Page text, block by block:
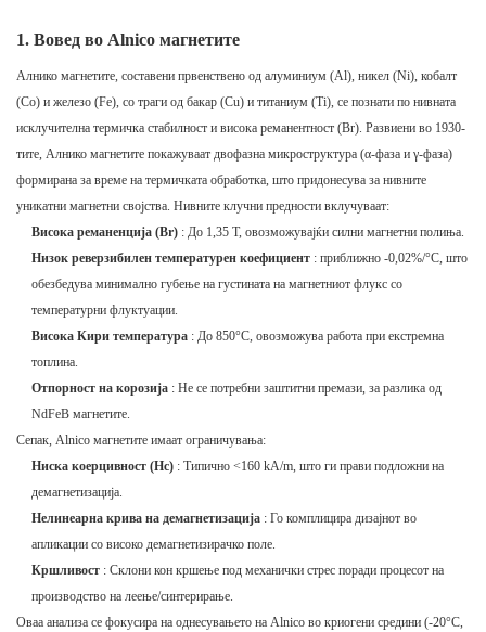
1. Вовед во Alnico магнетите
Алнико магнетите, составени првенствено од алуминиум (Al), никел (Ni), кобалт
(Co) и железо (Fe), со траги од бакар (Cu) и титаниум (Ti), се познати по нивната
исклучителна термичка стабилност и висока реманентност (Br). Развиени во 1930-
тите, Алнико магнетите покажуваат двофазна микроструктура (α-фаза и γ-фаза)
формирана за време на термичката обработка, што придонесува за нивните
уникатни магнетни својства. Нивните клучни предности вклучуваат:
Висока реманенција (Br) : До 1,35 T, овозможувајќи силни магнетни полиња.
Низок реверзибилен температурен коефициент : приближно -0,02%/°C, што
обезбедува минимално губење на густината на магнетниот флукс со
температурни флуктуации.
Висока Кири температура : До 850°C, овозможува работа при екстремна
топлина.
Отпорност на корозија : Не се потребни заштитни премази, за разлика од
NdFeB магнетите.
Сепак, Alnico магнетите имаат ограничувања:
Ниска коерцивност (Hc) : Типично <160 kA/m, што ги прави подложни на
демагнетизација.
Нелинеарна крива на демагнетизација : Го комплицира дизајнот во
апликации со високо демагнетизирачко поле.
Кршливост : Склони кон кршење под механички стрес поради процесот на
производство на леење/синтерирање.
Оваа анализа се фокусира на однесувањето на Alnico во криогени средини (-20°C,